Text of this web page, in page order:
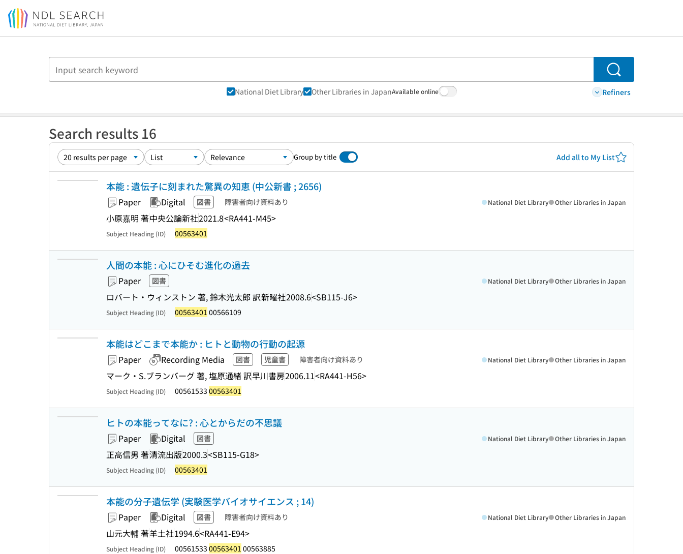
Jump to main content
Search
National Diet Library Other Libraries in JapanAvailable online Refiners
Search results 16
Group by title Add all to My List
本能 : 遺伝子に刻まれた驚異の知恵 (中公新書 ; 2656)
Paper Digital 図書 障害者向け資料あり
小原嘉明 著中央公論新社2021.8<RA441-M45>
National Diet Library Other Libraries in Japan
Subject Heading (ID) 00563401
人間の本能 : 心にひそむ進化の過去
Paper 図書
ロバート・ウィンストン 著, 鈴木光太郎 訳新曜社2008.6<SB115-J6>
National Diet Library Other Libraries in Japan
Subject Heading (ID) 00563401 00566109
本能はどこまで本能か : ヒトと動物の行動の起源
Paper Recording Media 図書 児童書 障害者向け資料あり
マーク・S.ブランバーグ 著, 塩原通緒 訳早川書房2006.11<RA441-H56>
National Diet Library Other Libraries in Japan
Subject Heading (ID) 00561533 00563401
ヒトの本能ってなに? : 心とからだの不思議
Paper Digital 図書
正高信男 著清流出版2000.3<SB115-G18>
National Diet Library Other Libraries in Japan
Subject Heading (ID) 00563401
本能の分子遺伝学 (実験医学バイオサイエンス ; 14)
Paper Digital 図書 障害者向け資料あり
山元大輔 著羊土社1994.6<RA441-E94>
National Diet Library Other Libraries in Japan
Subject Heading (ID) 00561533 00563401 00563885